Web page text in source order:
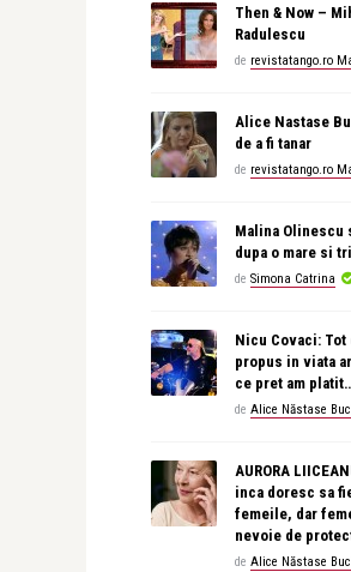
Then & Now –
Radulescu
de revistatango.ro
Alice Nastase
de a fi tanar
de revistatango.ro
Malina Olinescu
dupa o mare si
de Simona Catrina
Nicu Covaci: Tot
propus in viata
ce pret am
de Alice Năstase
AURORA
inca doresc sa
femeile, dar
nevoie de
de Alice Năstase